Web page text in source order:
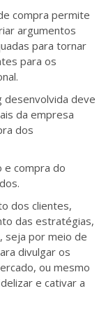
compra permite
argumentos
para tornar
para os
deve
da empresa
dos
e compra do
dos clientes,
das estratégias,
seja por meio de
divulgar os
ou mesmo
e cativar a